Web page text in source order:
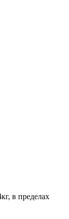
в пределах